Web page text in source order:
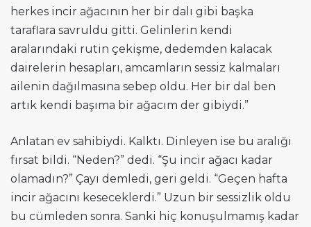
herkes incir ağacının her bir dalı gibi başka
taraflara savruldu gitti. Gelinlerin kendi
aralarındaki rutin çekişme, dedemden kalacak
dairelerin hesapları, amcamların sessiz kalmaları
ailenin dağılmasına sebep oldu. Her bir dal ben
artık kendi başıma bir ağacım der gibiydi.”
Anlatan ev sahibiydi. Kalktı. Dinleyen ise bu aralığı
fırsat bildi. “Neden?” dedi. “Şu incir ağacı kadar
olamadın?” Çayı demledi, geri geldi. “Geçen hafta
incir ağacını keseceklerdi.” Uzun bir sessizlik oldu
bu cümleden sonra. Sanki hiç konuşulmamış kadar